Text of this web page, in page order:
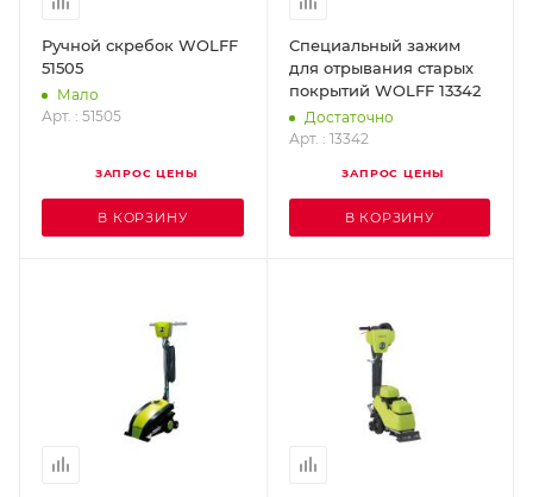
Ручной скребок WOLFF
51505
Мало
Арт. : 51505
ЗАПРОС ЦЕНЫ
В КОРЗИНУ
Специальный зажим
для отрывания старых
покрытий WOLFF 13342
Достаточно
Арт. : 13342
ЗАПРОС ЦЕНЫ
В КОРЗИНУ